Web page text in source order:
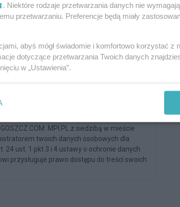
Podpis
MPI.PL z siedzibą w mieście
twoich danych osobowych dla
ust. 1 pkt 3 i 4 ustawy o ochronie danych
przysługuje prawo dostępu do treści swoich
. Niektóre rodzaje przetwarzania danych nie
przetwarzaniu. Preferencje będą miały
abyś mógł świadomie i komfortowo korzystać z
dotyczące przetwarzania Twoich danych
w „Ustawienia”.